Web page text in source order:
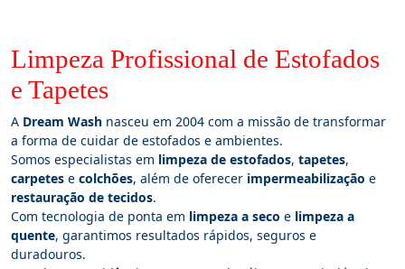
Limpeza Profissional de Estofados
e Tapetes
A Dream Wash nasceu em 2004 com a missão de transformar
a forma de cuidar de estofados e ambientes.
Somos especialistas em limpeza de estofados, tapetes,
carpetes e colchões, além de oferecer impermeabilização e
restauração de tecidos.
Com tecnologia de ponta em limpeza a seco e limpeza a
quente, garantimos resultados rápidos, seguros e
duradouros.